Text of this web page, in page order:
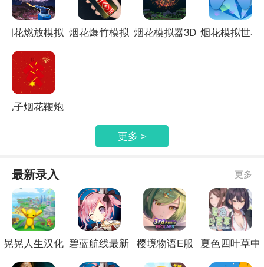
烟花燃放模拟 烟花爆竹模拟 烟花模拟器3D 烟花模拟世界
电子烟花鞭炮
更多 >
最新录入 更多
晃晃人生汉化 碧蓝航线最新
樱境物语E服
夏色四叶草中